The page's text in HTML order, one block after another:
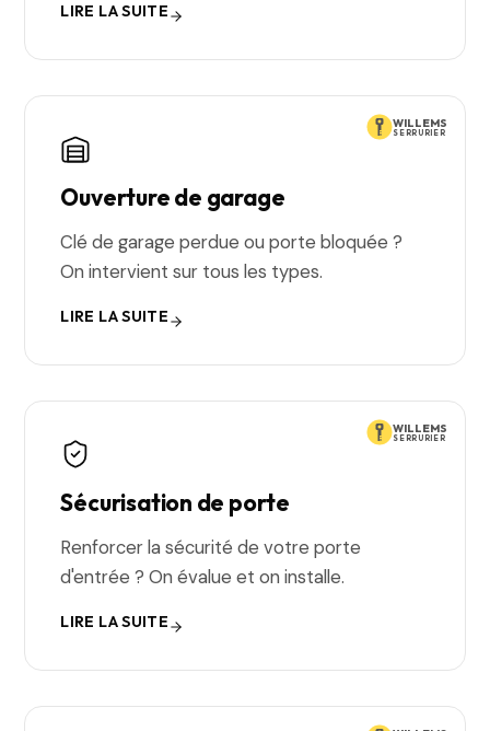
LIRE LA SUITE
WILLEMS
SERRURIER
Ouverture de garage
Clé de garage perdue ou porte bloquée ?
On intervient sur tous les types.
LIRE LA SUITE
WILLEMS
SERRURIER
Sécurisation de porte
Renforcer la sécurité de votre porte
d'entrée ? On évalue et on installe.
LIRE LA SUITE